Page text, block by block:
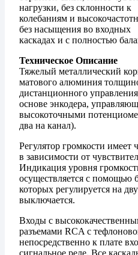
нагрузки, без склонности к
колебаниям и
без насыщения во входных
каскадах и с полностью
Техническое Описание
Тяжелый металлический
матового алюминия
дистанционного
основе энкодера,
высокоточными
два на канал).
Регулятор громкости имеет
в зависимости от
Индикация уровня
осуществляется с помощью
которых регулируется на
выключается.
Входы с
разъемами RCA с
непосредственно к плате